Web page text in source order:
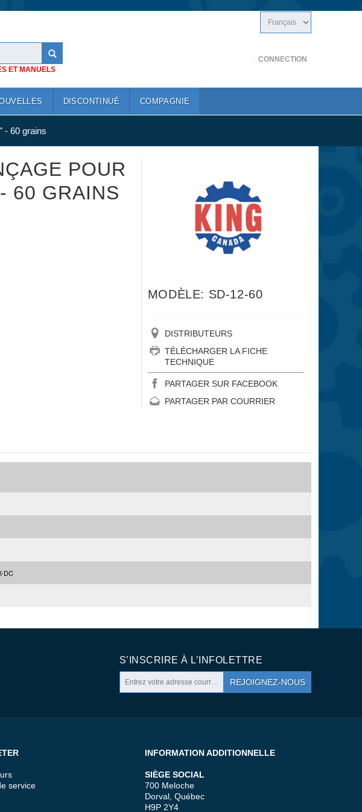
ET MANUELS
CONNECTION
DISCONTINUÉ COMPAGNIE
- 60 grains
POUR
60 GRAINS
MODÈLE: SD-12-60
DISTRIBUTEURS
TÉLÉCHARGER LA FICHE
TECHNIQUE
PARTAGER SUR FACEBOOK
PARTAGER PAR COURRIER
DC
S’INSCRIRE À L’INFOLETTRE
REJOIGNEZ-NOUS
service
INFORMATION ADDITIONNELLE
SIÈGE SOCIAL
700 Meloche
Dorval, Québec
H9P 2Y4